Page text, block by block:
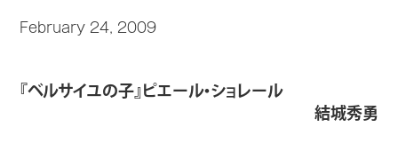
February 24, 2009
『ベルサイユの子』ピエール・ショレール
結城秀勇